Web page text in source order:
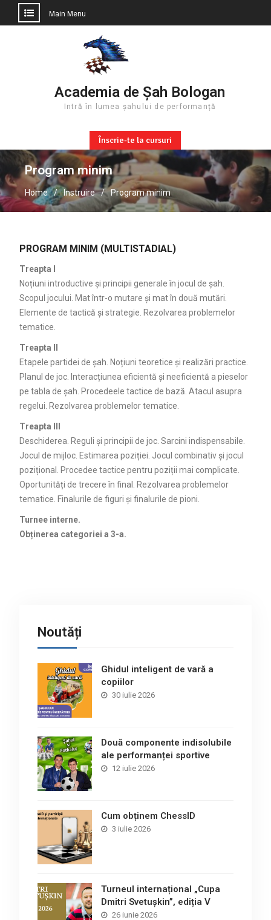
Main Menu
Academia de Șah Bologan
Intră în lumea șahului de performanță
Înscrie-te la cursuri
Program minim
Home Instruire Program minim
PROGRAM MINIM (MULTISTADIAL)
Treapta I
Noțiuni introductive și principii generale în jocul de șah.
Scopul jocului. Mat într-o mutare și mat în două mutări.
Elemente de tactică și strategie. Rezolvarea problemelor
tematice.
Treapta II
Etapele partidei de șah. Noțiuni teoretice și realizări practice.
Planul de joc. Interacțiunea eficientă și neeficientă a pieselor
pe tabla de șah. Procedeele tactice de bază. Atacul asupra
regelui. Rezolvarea problemelor tematice.
Treapta III
Deschiderea. Reguli și principii de joc. Sarcini indispensabile.
Jocul de mijloc. Estimarea poziției. Jocul combinativ și jocul
pozițional. Procedee tactice pentru poziții mai complicate.
Oportunități de trecere în final. Rezolvarea problemelor
tematice. Finalurile de figuri și finalurile de pioni.
Turnee interne.
Obținerea categoriei a 3-a.
Noutăți
Ghidul inteligent de vară a
copiilor
30 iulie 2026
Două componente indisolubile
ale performanței sportive
12 iulie 2026
Cum obținem ChessID
3 iulie 2026
Turneul internațional „Cupa
Dmitri Svetușkin”, ediția V
26 iunie 2026